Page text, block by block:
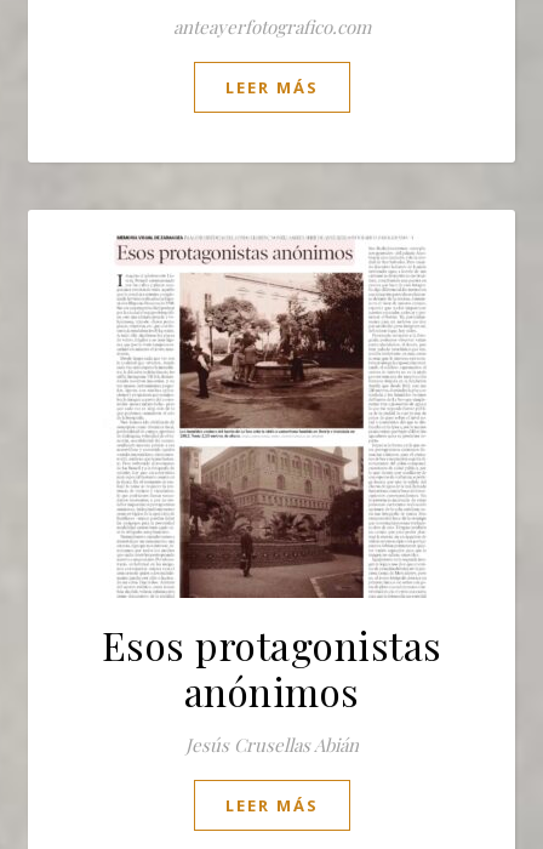
anteayerfotografico.com
LEER MÁS
Esos protagonistas
anónimos
Jesús Crusellas Abián
LEER MÁS